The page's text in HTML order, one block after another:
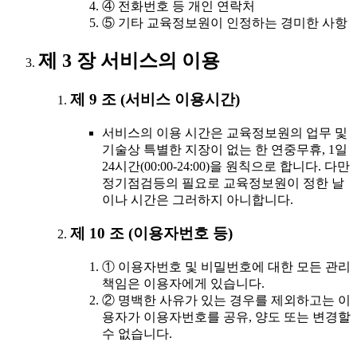
④ 전화번호 등 개인 연락처
⑤ 기타 교육정보원이 인정하는 경미한 사항
제 3 장 서비스의 이용
제 9 조 (서비스 이용시간)
서비스의 이용 시간은 교육정보원의 업무 및
기술상 특별한 지장이 없는 한 연중무휴, 1일
24시간(00:00-24:00)을 원칙으로 합니다. 다만
정기점검등의 필요로 교육정보원이 정한 날
이나 시간은 그러하지 아니합니다.
제 10 조 (이용자번호 등)
① 이용자번호 및 비밀번호에 대한 모든 관리
책임은 이용자에게 있습니다.
② 명백한 사유가 있는 경우를 제외하고는 이
용자가 이용자번호를 공유, 양도 또는 변경할
수 없습니다.